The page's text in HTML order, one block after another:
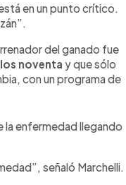
en un punto crítico.
del ganado fue
noventa y que sólo
con un programa de
la enfermedad llegando
señaló Marchelli.